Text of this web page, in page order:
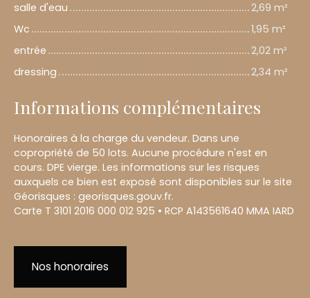
salle d'eau
2,69 m²
Wc
1,95 m²
entrée
2,02 m²
dressing
2,34 m²
Informations complémentaires
Honoraires à la charge du vendeur. Dans une
copropriété de 50 lots. Aucune procédure n'est en
cours. DPE vierge. Les informations sur les risques
auxquels ce bien est exposé sont disponibles sur le site
Géorisques : georisques.gouv.fr.
Carte T 3101 2016 000 012 925 • RCP A143561640 MMA IARD
Nos honoraires